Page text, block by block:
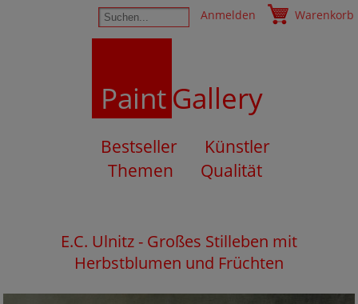
Anmelden Warenkorb
PaintGallery
Bestseller
Künstler
Themen
Qualität
E.C. Ulnitz - Großes Stilleben mit
Herbstblumen und Früchten